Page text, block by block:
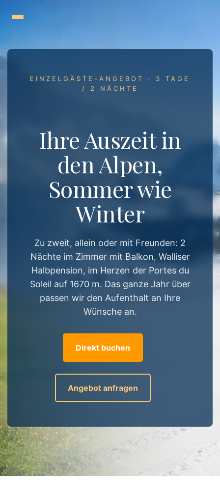
Inhalt
EINZELGÄSTE-ANGEBOT · 3 TAGE
/ 2 NÄCHTE
Ihre Auszeit in
den Alpen,
Sommer wie
Winter
Zu zweit, allein oder mit Freunden: 2
Nächte im Zimmer mit Balkon, Walliser
Halbpension, im Herzen der Portes du
Soleil auf 1670 m. Das ganze Jahr über
passen wir den Aufenthalt an Ihre
Wünsche an.
Direkt buchen
Angebot anfragen